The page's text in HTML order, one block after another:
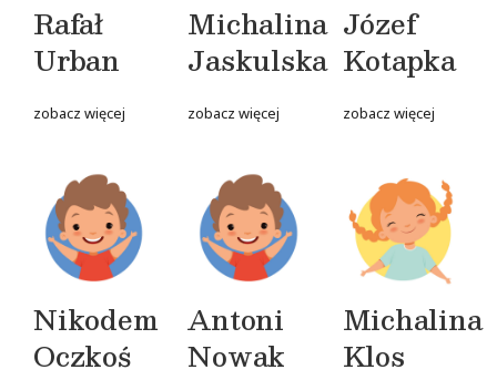
Rafał
Urban
zobacz więcej
Michalina
Jaskulska
zobacz więcej
Józef
Kotapka
zobacz więcej
Nikodem
Oczkoś
Antoni
Nowak
Michalina
Klos